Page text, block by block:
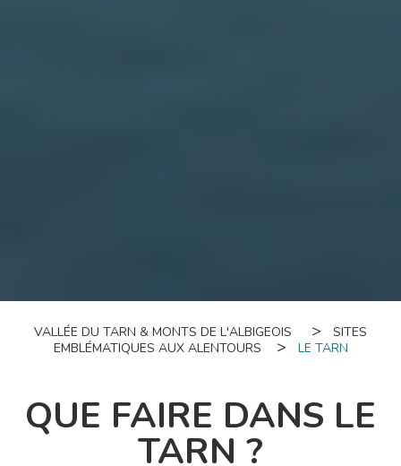
VALLÉE DU TARN & MONTS DE L'ALBIGEOIS
SITES
EMBLÉMATIQUES AUX ALENTOURS
LE TARN
QUE FAIRE DANS LE
TARN ?